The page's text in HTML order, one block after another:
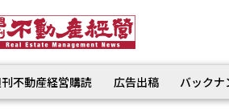
不動産経営購読 広告出稿 バック